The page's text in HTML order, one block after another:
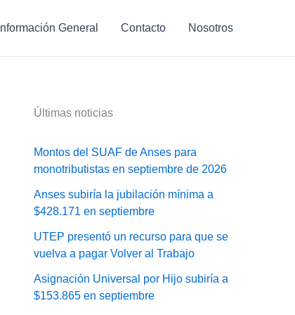
Información General Contacto Nosotros
Últimas noticias
Montos del SUAF de Anses para
monotributistas en septiembre de 2026
Anses subiría la jubilación mínima a
$428.171 en septiembre
UTEP presentó un recurso para que se
vuelva a pagar Volver al Trabajo
Asignación Universal por Hijo subiría a
$153.865 en septiembre